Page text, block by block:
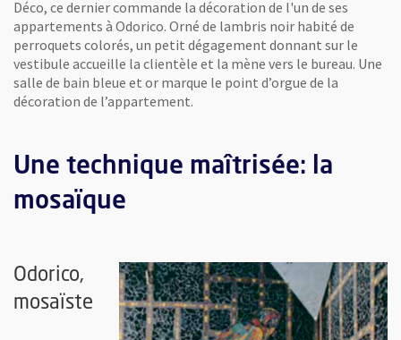
Déco, ce dernier commande la décoration de l'un de ses
appartements à Odorico. Orné de lambris noir habité de
perroquets colorés, un petit dégagement donnant sur le
vestibule accueille la clientèle et la mène vers le bureau. Une
salle de bain bleue et or marque le point d’orgue de la
décoration de l’appartement.
Une technique maîtrisée: la
mosaïque
Odorico,
mosaïste